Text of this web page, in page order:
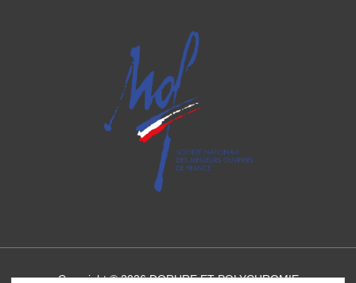
Copyright © 2026DORURE ET POLYCHROMIE